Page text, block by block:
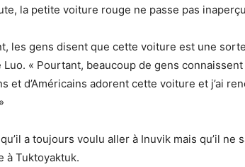
la petite voiture rouge ne passe pas
les gens disent que cette voiture est une
Luo. « Pourtant, beaucoup de gens
et d’Américains adorent cette voiture et j’ai
a toujours voulu aller à Inuvik mais qu’il ne
à Tuktoyaktuk.